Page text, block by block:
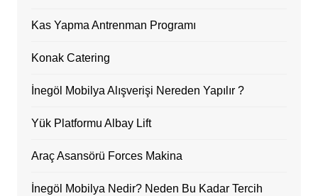
Kas Yapma Antrenman Programı
Konak Catering
İnegöl Mobilya Alışverişi Nereden Yapılır ?
Yük Platformu Albay Lift
Araç Asansörü Forces Makina
İnegöl Mobilya Nedir? Neden Bu Kadar Tercih